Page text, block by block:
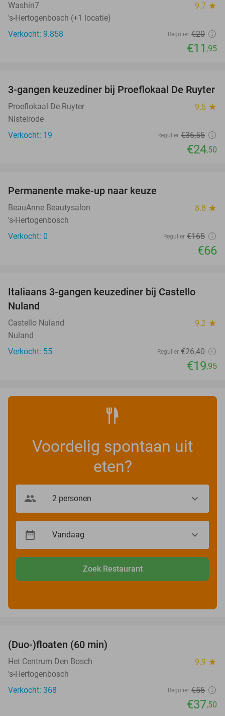
Washin7 9.7 star
's-Hertogenbosch (+1 locatie)
Verkocht: 9.858
Regulier €20
€11 ,95
33%
NEW
TODAY
3-gangen keuzediner bij Proeflokaal De Ruyter
Proeflokaal De Ruyter 9.5 star
Nistelrode
Verkocht: 19
Regulier €36,55
€24,50
TODAY
Permanente make-up naar keuze
BeauAnne Beautysalon 8.8 star
's-Hertogenbosch
Verkocht: 0
Regulier €165
€66
24%
Italiaans 3-gangen keuzediner bij Castello
Nuland
Castello Nuland 9.2 star
Nuland
Verkocht: 55
Regulier €26,40
€19,95
Voordelig spontaan uit
eten?
Zoek Restaurant
(Duo-)floaten (60 min)
Het Centrum Den Bosch 9.9 star
's-Hertogenbosch
Verkocht: 368
Regulier €55
€37,50